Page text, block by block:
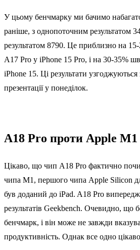
У цьому бенчмарку ми бачимо
раніше, з однопоточним результатом
результатом 8790. Це приблизно на
A17 Pro у iPhone 15 Pro, і на 30-35%
iPhone 15. Ці результати
презентації у понеділок.
A18 Pro проти Apple M1
Цікаво, що чип A18 Pro фактично
чипа M1, першого чипа Apple Silicon
був доданий до iPad. A18 Pro
результатів Geekbench. Очевидно,
бенчмарк, і він може не завжди
продуктивність. Однак все одно